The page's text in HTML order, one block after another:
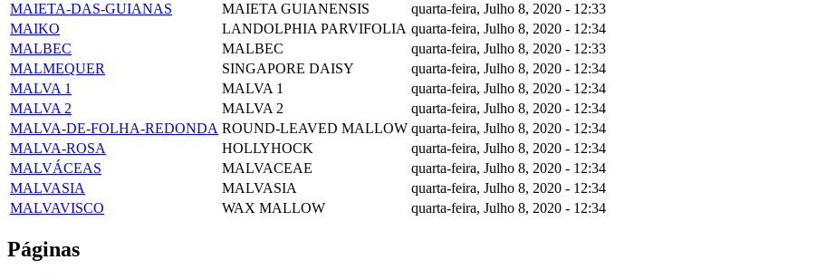
MAIETA-DAS-GUIANAS
MAIETA GUIANENSIS
quarta-feira, Julho 8, 2020 - 12:33
MAIKO
LANDOLPHIA PARVIFOLIA quarta-feira, Julho 8, 2020 - 12:34
MALBEC
MALBEC
quarta-feira, Julho 8, 2020 - 12:33
MALMEQUER
SINGAPORE DAISY
quarta-feira, Julho 8, 2020 - 12:34
MALVA 1
MALVA 1
quarta-feira, Julho 8, 2020 - 12:34
MALVA 2
MALVA 2
quarta-feira, Julho 8, 2020 - 12:34
MALVA-DE-FOLHA-REDONDA ROUND-LEAVED MALLOW quarta-feira, Julho 8, 2020 - 12:34
MALVA-ROSA
HOLLYHOCK
quarta-feira, Julho 8, 2020 - 12:34
MALVÁCEAS
MALVACEAE
quarta-feira, Julho 8, 2020 - 12:34
MALVASIA
MALVASIA
quarta-feira, Julho 8, 2020 - 12:34
MALVAVISCO
WAX MALLOW quarta-feira, Julho 8, 2020 - 12:34
Páginas